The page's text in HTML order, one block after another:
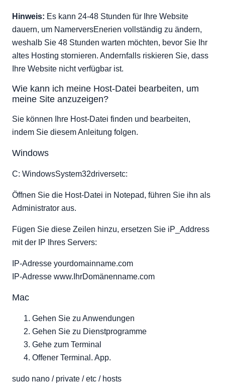
Hinweis: Es kann 24-48 Stunden für Ihre Website
dauern, um NamerversEnerien vollständig zu ändern,
weshalb Sie 48 Stunden warten möchten, bevor Sie Ihr
altes Hosting stornieren. Andernfalls riskieren Sie, dass
Ihre Website nicht verfügbar ist.
Wie kann ich meine Host-Datei bearbeiten, um
meine Site anzuzeigen?
Sie können Ihre Host-Datei finden und bearbeiten,
indem Sie diesem Anleitung folgen.
Windows
C: WindowsSystem32driversetc:
Öffnen Sie die Host-Datei in Notepad, führen Sie ihn als
Administrator aus.
Fügen Sie diese Zeilen hinzu, ersetzen Sie iP_Address
mit der IP Ihres Servers:
IP-Adresse yourdomainname.com
IP-Adresse www.IhrDomänenname.com
Mac
Gehen Sie zu Anwendungen
Gehen Sie zu Dienstprogramme
Gehe zum Terminal
Offener Terminal. App.
sudo nano / private / etc / hosts